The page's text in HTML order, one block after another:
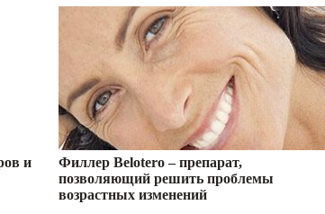
и
Филлер Belotero – препарат,
позволяющий решить проблемы
возрастных изменений